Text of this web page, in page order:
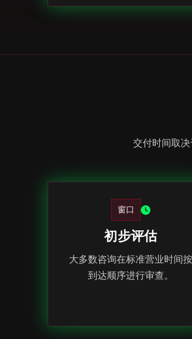
交付时间取
窗口
初步评估
大多数咨询在标准营业时间按
到达顺序进行审查。